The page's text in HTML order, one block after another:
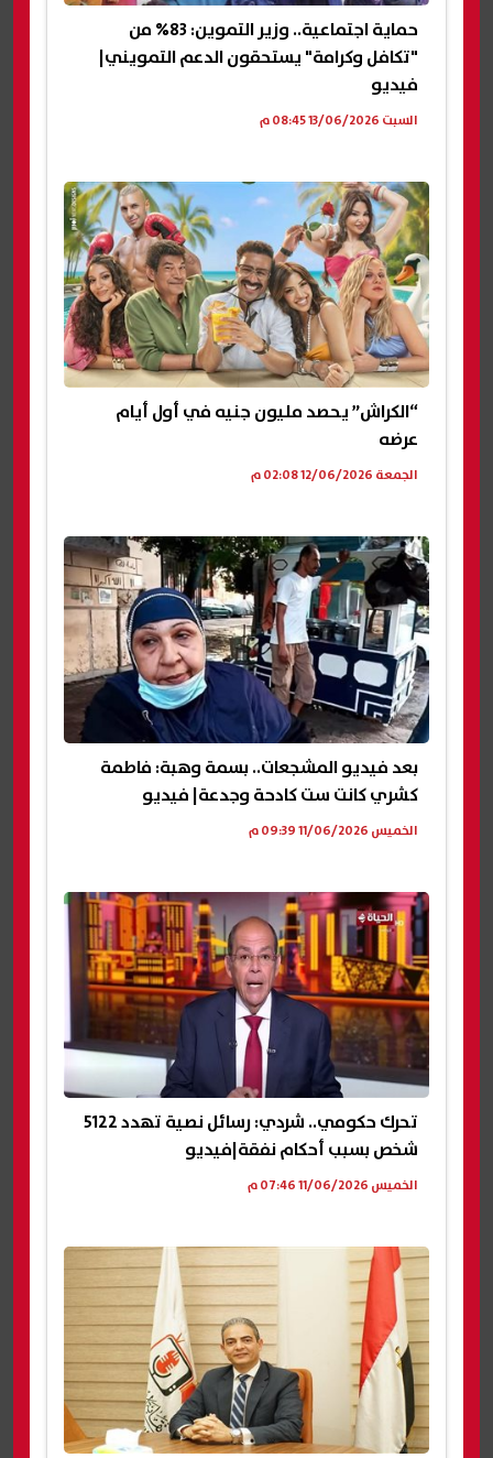
حماية اجتماعية.. وزير التموين: 83% من
"تكافل وكرامة" يستحقون الدعم التمويني|
فيديو
السبت 13/06/2026 08:45 م
“الكراش” يحصد مليون جنيه في أول أيام
عرضه
الجمعة 12/06/2026 02:08 م
بعد فيديو المشجعات.. بسمة وهبة: فاطمة
كشري كانت ست كادحة وجدعة| فيديو
الخميس 11/06/2026 09:39 م
تحرك حكومي.. شردي: رسائل نصية تهدد 5122
شخص بسبب أحكام نفقة|فيديو
الخميس 11/06/2026 07:46 م